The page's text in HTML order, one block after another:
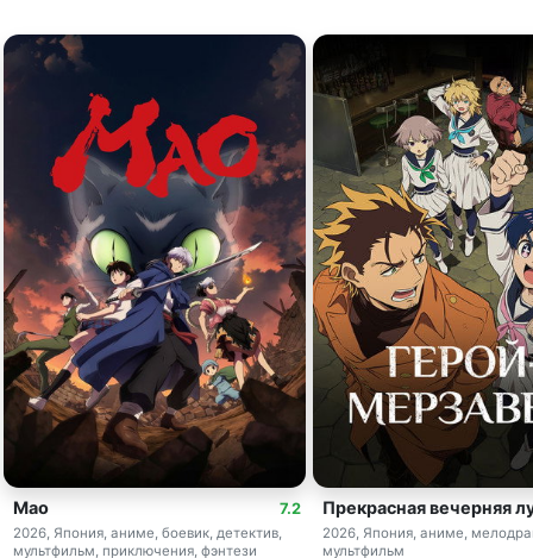
7.2
Мао
2026, Япония, аниме, боевик, детектив,
мультфильм, приключения, фэнтези
Прекрасная вечерняя
2026, Япония, аниме,
мультфильм